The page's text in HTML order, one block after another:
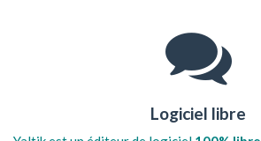
Logiciel libre